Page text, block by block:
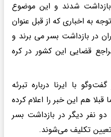
شدند و این موضوع
به اخباری که از قبل عنوان
در بازداشت بسر می برند و
قضایی این کشور در کره
با ایرنا درباره تبرئه
هم این خبر را اعلام کرده
نفر دیگر در بازداشت بسر
تکلیف می‌شوند.